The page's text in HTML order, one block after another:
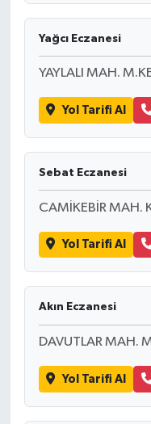
Yağcı Eczanesi
YAYLALI MAH.
Yol Tarifi Al
Sebat Eczanesi
CAMİKEBİR MAH.
Yol Tarifi Al
Akın Eczanesi
DAVUTLAR MAH.
Yol Tarifi Al